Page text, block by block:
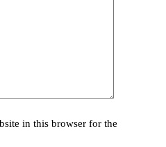
in this browser for the